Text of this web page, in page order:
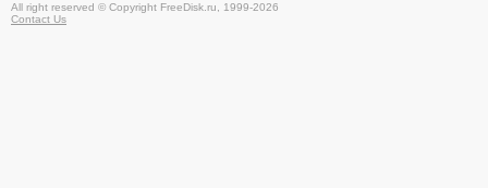
All right reserved © Copyright FreeDisk.ru, 1999-2026
Contact Us